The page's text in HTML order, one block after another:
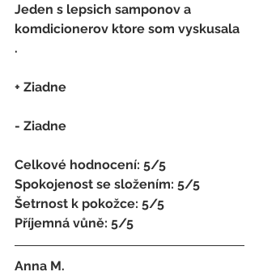
Jeden s lepsich samponov a
komdicionerov ktore som vyskusala
.
+ Ziadne
- Ziadne
Celkové hodnocení: 5/5
Spokojenost se složením: 5/5
Šetrnost k pokožce: 5/5
Příjemná vůně: 5/5
Anna M.